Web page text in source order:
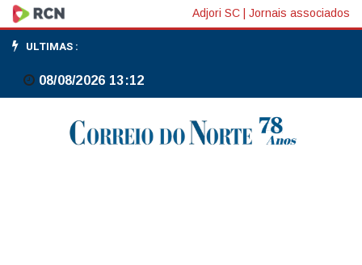
Azul:
Cade
aprova
investimento
Adjori SC Jornais associados
ULTIMAS :
08/08/2026 13:12